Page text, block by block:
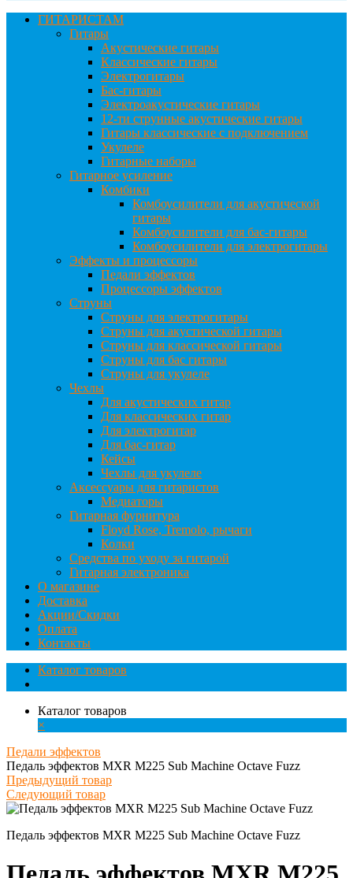
ГИТАРИСТАМ
Гитары
Акустические гитары
Классические гитары
Электрогитары
Бас-гитары
Электроакустические гитары
12-ти струнные акустические гитары
Гитары классические с подключением
Укулеле
Гитарные наборы
Гитарное усиление
Комбики
Комбоусилители для акустической
гитары
Комбоусилители для бас-гитары
Комбоусилители для электрогитары
Эффекты и процессоры
Педали эффектов
Процессоры эффектов
Струны
Струны для электрогитары
Струны для акустической гитары
Струны для классической гитары
Струны для бас гитары
Струны для укулеле
Чехлы
Для акустических гитар
Для классических гитар
Для электрогитар
Для бас-гитар
Кейсы
Чехлы для укулеле
Аксессуары для гитаристов
Медиаторы
Гитарная фурнитура
Floyd Rose, Tremolo, рычаги
Колки
Средства по уходу за гитарой
Гитарная электроника
О магазине
Доставка
Акции/Скидки
Оплата
Контакты
Каталог товаров
Каталог товаров
×
Педали эффектов
Педаль эффектов MXR M225 Sub Machine Octave Fuzz
Предыдущий товар
Следующий товар
Педаль эффектов MXR M225 Sub Machine Octave Fuzz